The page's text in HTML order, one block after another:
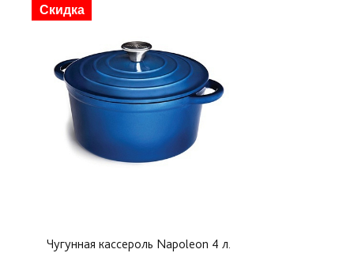
Скидка
Чугунная кассероль Napoleon 4 л.